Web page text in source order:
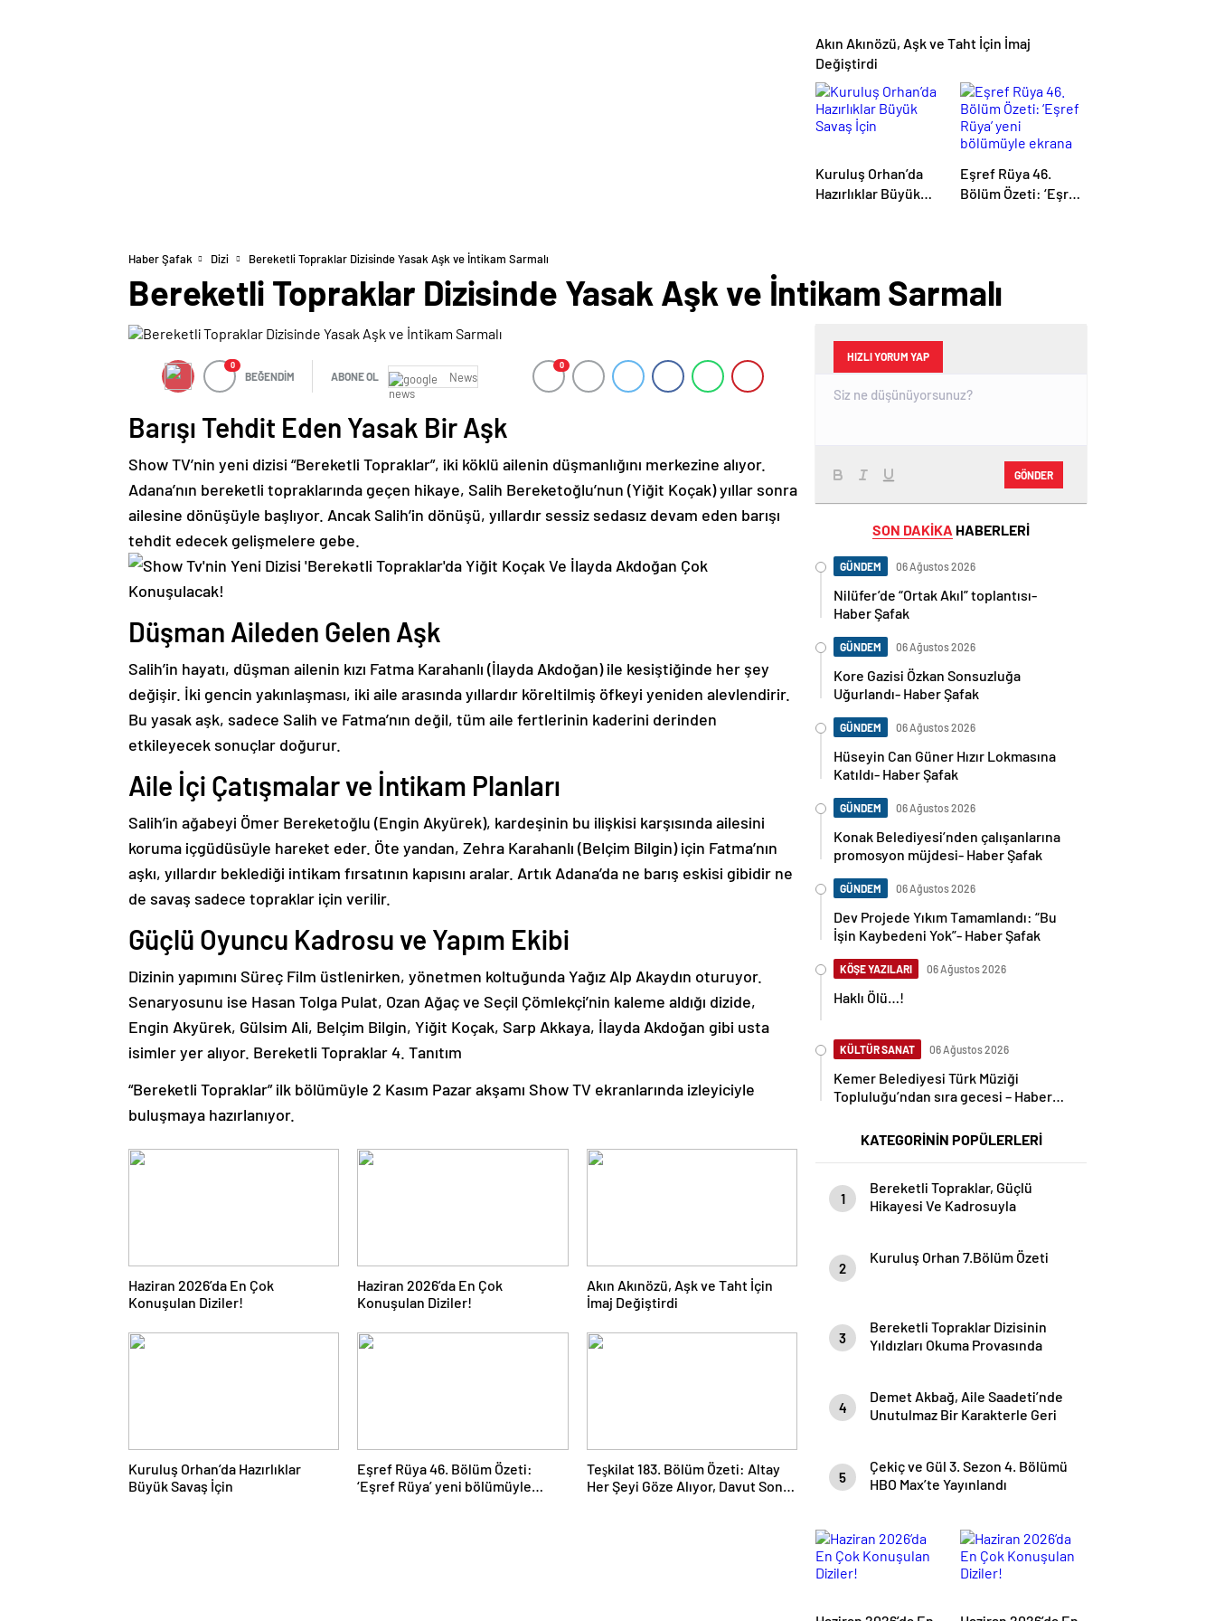
Akın Akınözü, Aşk ve Taht İçin İmaj
Değiştirdi
Kuruluş Orhan’da
Hazırlıklar Büyük
Eşref Rüya 46.
Bölüm Özeti: ‘Eşref
Haber Şafak Dizi Bereketli Topraklar Dizisinde Yasak Aşk ve İntikam Sarmalı
Bereketli Topraklar Dizisinde Yasak Aşk ve İntikam Sarmalı
0
BEĞENDİM ABONE OL News
0
Barışı Tehdit Eden Yasak Bir Aşk
Show TV’nin yeni dizisi “Bereketli Topraklar”, iki köklü ailenin düşmanlığını merkezine alıyor.
Adana’nın bereketli topraklarında geçen hikaye, Salih Bereketoğlu’nun (Yiğit Koçak) yıllar sonra
ailesine dönüşüyle başlıyor. Ancak Salih’in dönüşü, yıllardır sessiz sedasız devam eden barışı
tehdit edecek gelişmelere gebe.
Düşman Aileden Gelen Aşk
Salih’in hayatı, düşman ailenin kızı Fatma Karahanlı (İlayda Akdoğan) ile kesiştiğinde her şey
değişir. İki gencin yakınlaşması, iki aile arasında yıllardır köreltilmiş öfkeyi yeniden alevlendirir.
Bu yasak aşk, sadece Salih ve Fatma’nın değil, tüm aile fertlerinin kaderini derinden
etkileyecek sonuçlar doğurur.
Aile İçi Çatışmalar ve İntikam Planları
Salih’in ağabeyi Ömer Bereketoğlu (Engin Akyürek), kardeşinin bu ilişkisi karşısında ailesini
koruma içgüdüsüyle hareket eder. Öte yandan, Zehra Karahanlı (Belçim Bilgin) için Fatma’nın
aşkı, yıllardır beklediği intikam fırsatının kapısını aralar. Artık Adana’da ne barış eskisi gibidir ne
de savaş sadece topraklar için verilir.
Güçlü Oyuncu Kadrosu ve Yapım Ekibi
Dizinin yapımını Süreç Film üstlenirken, yönetmen koltuğunda Yağız Alp Akaydın oturuyor.
Senaryosunu ise Hasan Tolga Pulat, Ozan Ağaç ve Seçil Çömlekçi’nin kaleme aldığı dizide,
Engin Akyürek, Gülsim Ali, Belçim Bilgin, Yiğit Koçak, Sarp Akkaya, İlayda Akdoğan gibi usta
isimler yer alıyor. Bereketli Topraklar 4. Tanıtım
“Bereketli Topraklar” ilk bölümüyle 2 Kasım Pazar akşamı Show TV ekranlarında izleyiciyle
buluşmaya hazırlanıyor.
Haziran 2026’da En Çok
Konuşulan Diziler!
Haziran 2026’da En Çok
Konuşulan Diziler!
Akın Akınözü, Aşk ve Taht İçin
İmaj Değiştirdi
Kuruluş Orhan’da Hazırlıklar
Büyük Savaş İçin
Eşref Rüya 46. Bölüm Özeti:
‘Eşref Rüya’ yeni bölümüyle
Teşkilat 183. Bölüm Özeti: Altay
Her Şeyi Göze Alıyor, Davut Son
HIZLI YORUM YAP
GÖNDER
SON DAKİKA HABERLERİ
GÜNDEM 06 Ağustos 2026
Nilüfer’de “Ortak Akıl” toplantısı-
Haber Şafak
GÜNDEM 06 Ağustos 2026
Kore Gazisi Özkan Sonsuzluğa
Uğurlandı- Haber Şafak
GÜNDEM 06 Ağustos 2026
Hüseyin Can Güner Hızır Lokmasına
Katıldı- Haber Şafak
GÜNDEM 06 Ağustos 2026
Konak Belediyesi’nden çalışanlarına
promosyon müjdesi- Haber Şafak
GÜNDEM 06 Ağustos 2026
Dev Projede Yıkım Tamamlandı: “Bu
İşin Kaybedeni Yok”- Haber Şafak
KÖŞE YAZILARI 06 Ağustos 2026
Haklı Ölü…!
KÜLTÜR SANAT 06 Ağustos 2026
Kemer Belediyesi Türk Müziği
Topluluğu’ndan sıra gecesi – Haber
KATEGORİNİN POPÜLERLERİ
1
Bereketli Topraklar, Güçlü
Hikayesi Ve Kadrosuyla
2
Kuruluş Orhan 7.Bölüm Özeti
3
Bereketli Topraklar Dizisinin
Yıldızları Okuma Provasında
4
Demet Akbağ, Aile Saadeti’nde
Unutulmaz Bir Karakterle Geri
5
Çekiç ve Gül 3. Sezon 4. Bölümü
HBO Max’te Yayınlandı